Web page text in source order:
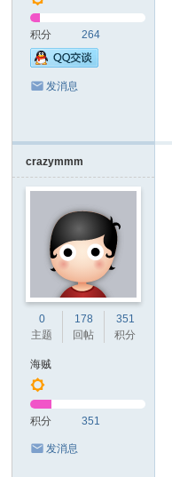
积分 264
发消息
crazymmm
0
主题
178
回帖
351
积分
海贼
积分 351
发消息